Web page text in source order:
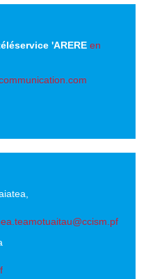
'ARERE en